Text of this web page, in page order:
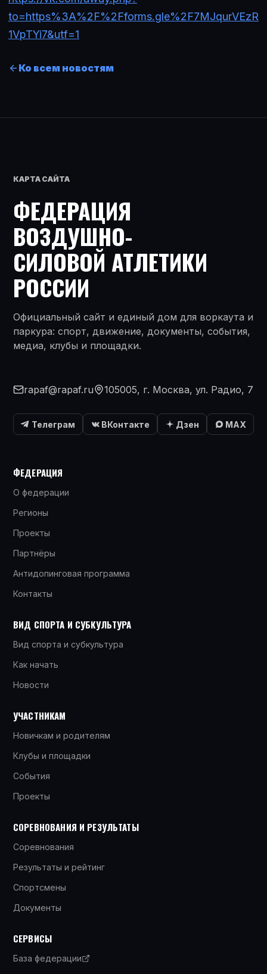
to=https%3A%2F%2Fforms.gle%2F7MJqurVEzR
1VpTYi7&utf=1
Ко всем новостям
КАРТА САЙТА
ФЕДЕРАЦИЯ
ВОЗДУШНО-
СИЛОВОЙ АТЛЕТИКИ
РОССИИ
Официальный сайт и единый дом для воркаута и
паркура: спорт, движение, документы, события,
медиа, клубы и площадки.
rapaf@rapaf.ru 105005, г. Москва, ул. Радио, 7
Телеграм ВКонтакте Дзен MAX
ФЕДЕРАЦИЯ
О федерации
Регионы
Проекты
Партнёры
Антидопинговая программа
Контакты
ВИД СПОРТА И СУБКУЛЬТУРА
Вид спорта и субкультура
Как начать
Новости
УЧАСТНИКАМ
Новичкам и родителям
Клубы и площадки
События
Проекты
СОРЕВНОВАНИЯ И РЕЗУЛЬТАТЫ
Соревнования
Результаты и рейтинг
Спортсмены
Документы
СЕРВИСЫ
База федерации